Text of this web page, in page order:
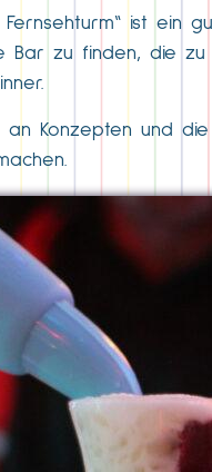
Fernsehturm“ ist
zu finden, die
Konzepten und